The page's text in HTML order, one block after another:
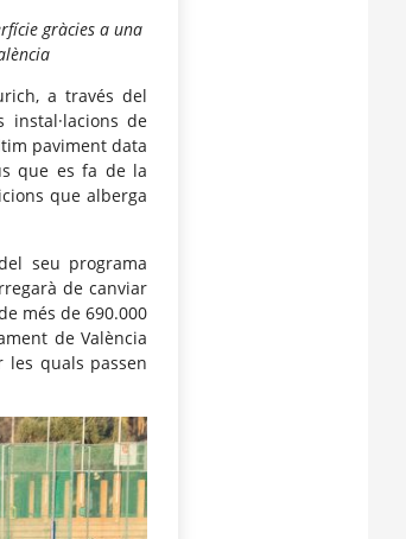
gràcies a una
a través del
instal·lacions de
paviment data
que es fa de la
que alberga
seu programa
de canviar
més de 690.000
de València
les quals passen